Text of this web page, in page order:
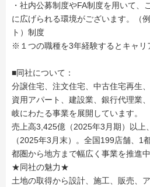
・社内公募制度やFA制度を用いて、
に広げられる環境がございます。（
ト）制度
※１つの職種を3年経験するとキャリ
■同社について：
分譲住宅、注文住宅、中古住宅再生
資用アパート、建設業、銀行代理業
岐にわたる事業を展開しています。
売上高3,425億（2025年3月期）以上
（2025年3月末）。全国199店舗、1
都圏から地方まで幅広く事業を推進中
★同社の魅力★
土地の取得から設計、施工、販売、